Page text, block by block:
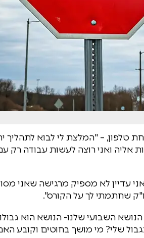
טלפון, – "המלצת לי לבוא לתהליך
אליה ואני רוצה לעשות עבודה רק
עדיין לא מספיק מרגישה שאני
שחתמתי לך על הקורס".
השבועי שלנו- הנושא הוא
שלי? מי מושך בחוטים וקובע